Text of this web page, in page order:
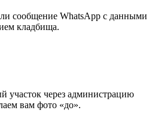
сообщение WhatsApp с данными
кладбища.
участок через администрацию
вам фото «до».